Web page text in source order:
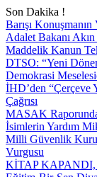
Son Dakika !
Barışı
Adalet Bakanı
Maddelik Kanun
DTSO: “Yeni
Demokrasi
İHD’den “Çerçeve
Çağrısı
MASAK Raporunda
İsimlerin Yardım
Milli Güvenlik
Vurgusu
KİTAP